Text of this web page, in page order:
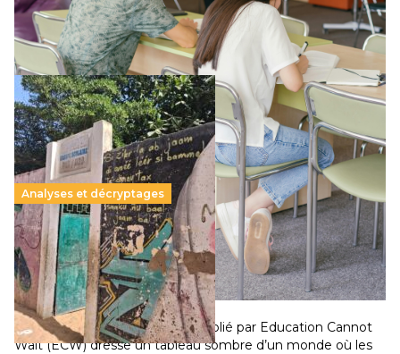
qui relègue l’acte pédagogique au superfétatoire, voire à…
Lire la suite →
Analyses et décryptages
258 millions d’enfants victimes de la guerre, des
chocs climatiques et des déplacements de
population
11 juillet 2026- National
Un nouveau rapport mondial publié par Education Cannot
Wait (ECW) dresse un tableau sombre d’un monde où les